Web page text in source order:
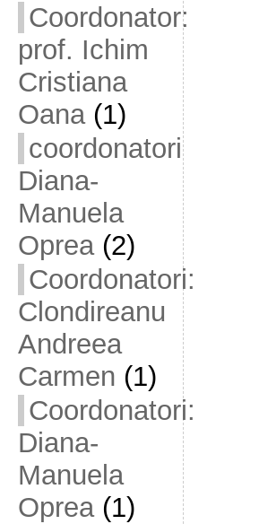
Coordonator:
prof. Ichim
Cristiana
Oana(1)
coordonatori
Diana-
Manuela
Oprea(2)
Coordonatori:
Clondireanu
Andreea
Carmen (1)
Coordonatori:
Diana-
Manuela
Oprea(1)